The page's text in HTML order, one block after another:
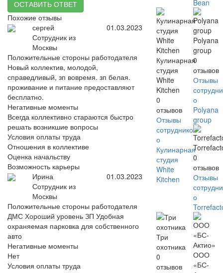
ОСТАВИТЬ ОТВЕТ
Похожие отзывы
сергей
Сотрудник из
Москвы
01.03.2023
Положительные стороны работодателя
Новый коллектив, молодой,
справедливый, зп вовремя. зп белая.
проживание и питание предоставляют
бесплатно.
Негативные моменты
Всегда коллективно стараются быстро
решать возникшие вопросы
Условия оплаты труда
Отношения в коллективе
Оценка начальству
Возможность карьеры
Ирина
Сотрудник из
Москвы
01.03.2023
Положительные стороны работодателя
ДМС Хороший уровень ЗП Удобная
охраняемая парковка для собственного
авто
Негативные моменты
Нет
Условия оплаты труда
Bean
Кулинарная
студия
White
Kitchen
0
отзывов
Отзывы
сотрудников
о
Кулинарная
студия
White
Kitchen
Polyana
group
0
отзывов
Отзывы
о
Polyana
group
0
отзывов
Отзывы
о
Три
охотника
0
отзывов
ООО
«БС-